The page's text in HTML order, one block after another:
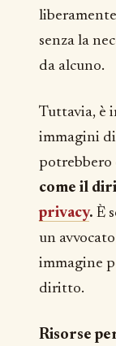
senza la
da alcuno.
Tuttavia, è
immagini
potrebbero
come il
privacy. È
un
immagine
diritto.
Risorse